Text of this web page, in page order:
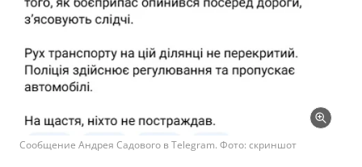
Сообщение Андрея Садового в Telegram. Фото: скриншот